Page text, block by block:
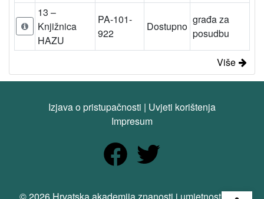
13 –
Knjižnica
HAZU
PA-101-
922
Dostupno
građa za
posudbu
Više
Izjava o pristupačnosti | Uvjeti korištenja
Impresum